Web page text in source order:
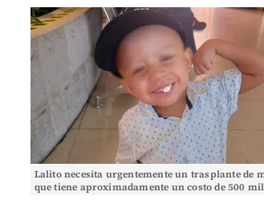
Lalito necesita urgentemente un trasplante de
que tiene aproximadamente un costo de 500